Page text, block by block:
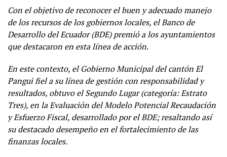
Con el objetivo de reconocer el buen y adecuado manejo
de los recursos de los gobiernos locales, el Banco de
Desarrollo del Ecuador (BDE) premió a los ayuntamientos
que destacaron en esta línea de acción.
En este contexto, el Gobierno Municipal del cantón El
Pangui fiel a su línea de gestión con responsabilidad y
resultados, obtuvo el Segundo Lugar (categoría: Estrato
Tres), en la Evaluación del Modelo Potencial Recaudación
y Esfuerzo Fiscal, desarrollado por el BDE; resaltando así
su destacado desempeño en el fortalecimiento de las
finanzas locales.